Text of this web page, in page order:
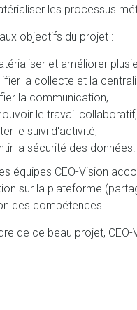
les processus
objectifs du projet :
et améliorer
la collecte et la
la communication,
le travail collaboratif,
le suivi d'activité,
la sécurité des données.
équipes CEO-Vision
sur la plateforme
des compétences.
de ce beau projet,